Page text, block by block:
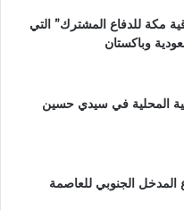
مكة للدفاع المشترك” التي
وباكستان
المحلية في سيدي حسين
الجنوبي للعاصمة